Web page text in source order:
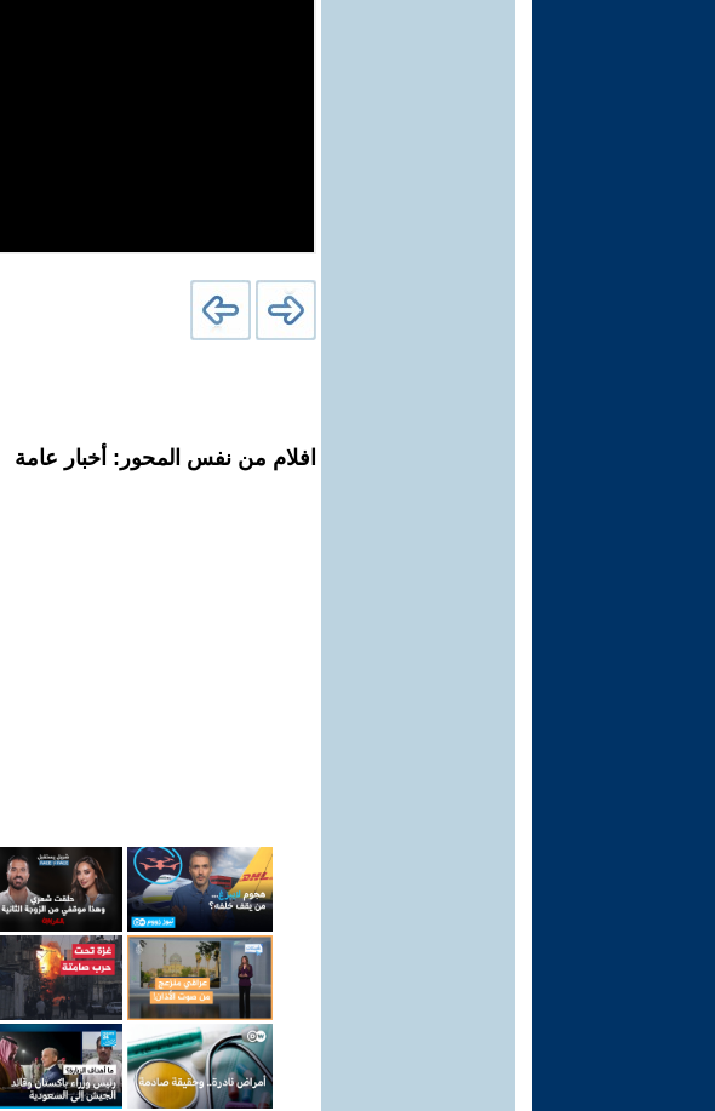
افلام من نفس المحور: أخبار عامة